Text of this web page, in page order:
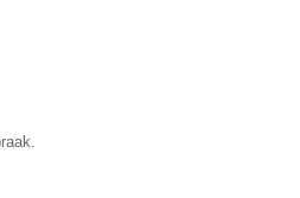
persoonlijk contact